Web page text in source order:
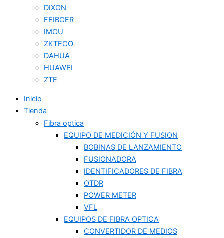
DIXON
FEIBOER
IMOU
ZKTECO
DAHUA
HUAWEI
ZTE
Inicio
Tienda
Fibra optica
EQUIPO DE MEDICIÓN Y FUSION
BOBINAS DE LANZAMIENTO
FUSIONADORA
IDENTIFICADORES DE FIBRA
OTDR
POWER METER
VFL
EQUIPOS DE FIBRA OPTICA
CONVERTIDOR DE MEDIOS